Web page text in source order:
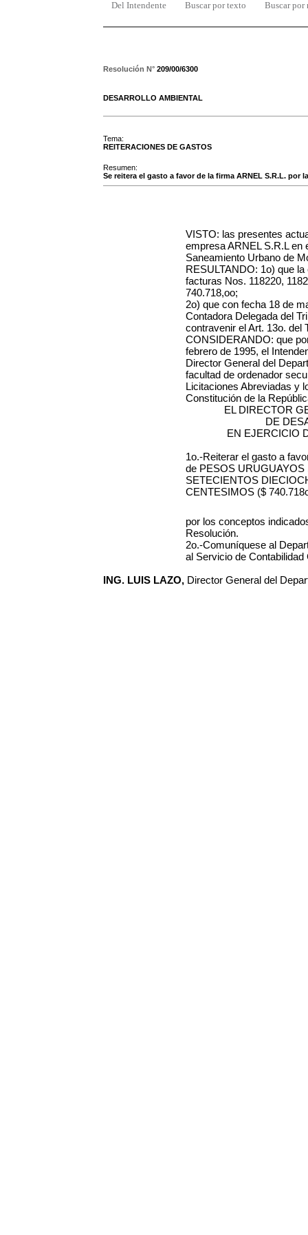
Del Intendente Buscar por texto Buscar por
Resolución N° 209/00/6300
DESARROLLO AMBIENTAL
Tema:
REITERACIONES DE GASTOS
Resumen:
Se reitera el gasto a favor de la firma ARNEL S.R.L. por
VISTO: las presentes
empresa ARNEL S.R.L en
Saneamiento Urbano de
RESULTANDO: 1o) que
facturas Nos. 118220,
740.718,oo;
2o) que con fecha 18 de
Contadora Delegada del
contravenir el Art. 13o. del
CONSIDERANDO: que
febrero de 1995, el
Director General del
facultad de ordenador
Licitaciones Abreviadas y
Constitución de la
EL DIRECTOR
DE
EN EJERCICIO
1o.-Reiterar el gasto a
de PESOS
SETECIENTOS
CENTESIMOS ($
por los conceptos
Resolución.
2o.-Comuníquese al
al Servicio de
ING. LUIS LAZO, Director General del